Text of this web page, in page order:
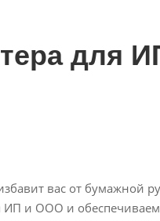
для
вас от бумажной
ИП и ООО и